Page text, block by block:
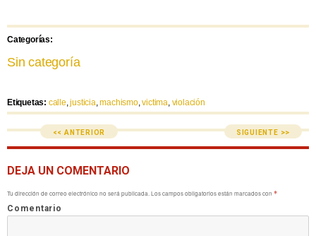
Categorías:
Sin categoría
Etiquetas: calle,justicia,machismo,victima, violación
<< ANTERIOR SIGUIENTE >>
DEJA UN COMENTARIO
Tu dirección de correo electrónico no será publicada. Los campos obligatorios están marcados con *
Comentario